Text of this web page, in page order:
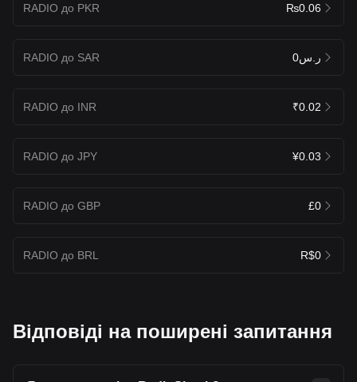
RADIO до PKR ₨0.06
RADIO до SAR ر.س0
RADIO до INR ₹0.02
RADIO до JPY ¥0.03
RADIO до GBP £0
RADIO до BRL R$0
Відповіді на поширені запитання